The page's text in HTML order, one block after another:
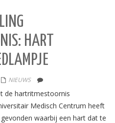
HART
NIEUWS
de hartritmestoornis
Medisch Centrum heeft
waarbij een hart dat te